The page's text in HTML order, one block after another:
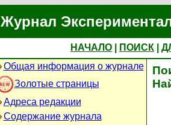
Журнал
НАЧАЛО ПОИСК
Общая информация о журнале
Золотые страницы
Адреса редакции
Содержание журнала